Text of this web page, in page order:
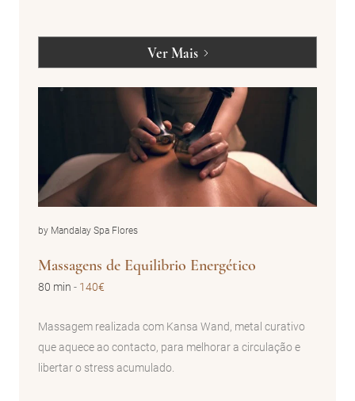
Ver Mais
by Mandalay Spa Flores
Massagens de Equilibrio Energético
80 min - 140€
Massagem realizada com Kansa Wand, metal curativo
que aquece ao contacto, para melhorar a circulação e
libertar o stress acumulado.